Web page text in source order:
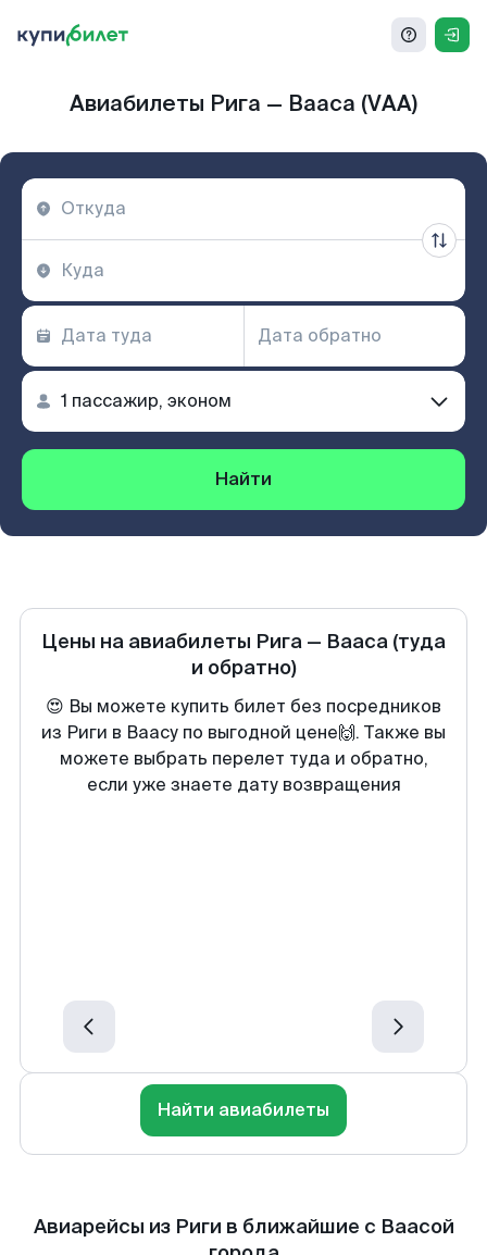
Авиабилеты Рига — Вааса (VAA)
Найти
Цены на авиабилеты Рига — Вааса (туда
и обратно)
😍 Вы можете купить билет без посредников
из Риги в Ваасу по выгодной цене🙌. Также вы
можете выбрать перелет туда и обратно,
если уже знаете дату возвращения
Найти авиабилеты
Авиарейсы из Риги в ближайшие с Ваасой